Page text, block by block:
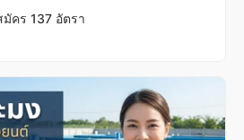
คร 137 อัตรา